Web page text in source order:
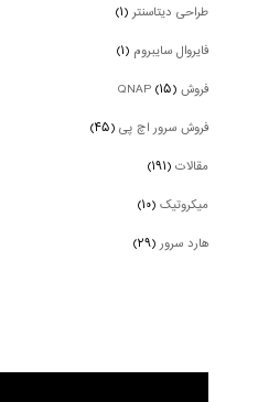
طراحی دیتاسنتر(۱)
فایروال سایبروم (۱)
فروش QNAP (۱۵)
فروش سرور اچ پی(۴۵)
مقالات(۱۹۱)
میکروتیک(۱۰)
هارد سرور(۲۹)